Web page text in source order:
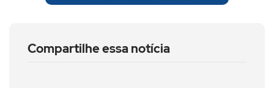
Compartilhe essa notícia